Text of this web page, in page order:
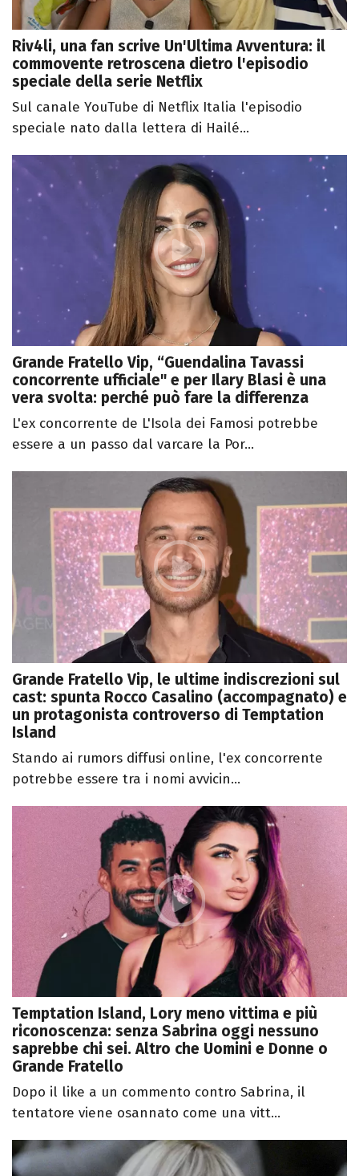
Riv4li, una fan scrive Un'Ultima Avventura: il
commovente retroscena dietro l'episodio
speciale della serie Netflix
Sul canale YouTube di Netflix Italia l'episodio
speciale nato dalla lettera di Hailé...
Grande Fratello Vip, “Guendalina Tavassi
concorrente ufficiale" e per Ilary Blasi è una
vera svolta: perché può fare la differenza
L'ex concorrente de L'Isola dei Famosi potrebbe
essere a un passo dal varcare la Por...
Grande Fratello Vip, le ultime indiscrezioni sul
cast: spunta Rocco Casalino (accompagnato) e
un protagonista controverso di Temptation
Island
Stando ai rumors diffusi online, l'ex concorrente
potrebbe essere tra i nomi avvicin...
Temptation Island, Lory meno vittima e più
riconoscenza: senza Sabrina oggi nessuno
saprebbe chi sei. Altro che Uomini e Donne o
Grande Fratello
Dopo il like a un commento contro Sabrina, il
tentatore viene osannato come una vitt...